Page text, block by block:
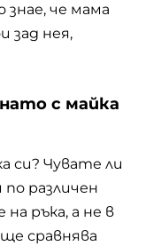
знае, че мама
зад нея,
с майка
си? Чувате ли
различен
на ръка, а не в
сравнява